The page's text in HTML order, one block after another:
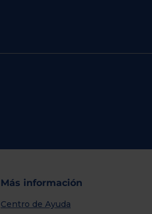
Más información
Centro de Ayuda